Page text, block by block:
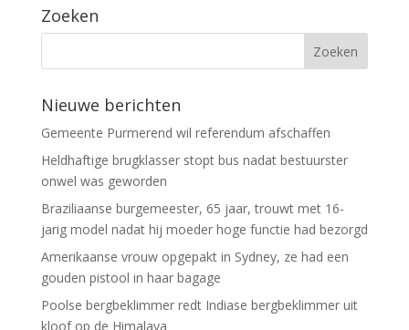
Zoeken
Nieuwe berichten
Gemeente Purmerend wil referendum afschaffen
Heldhaftige brugklasser stopt bus nadat bestuurster
onwel was geworden
Braziliaanse burgemeester, 65 jaar, trouwt met 16-
jarig model nadat hij moeder hoge functie had bezorgd
Amerikaanse vrouw opgepakt in Sydney, ze had een
gouden pistool in haar bagage
Poolse bergbeklimmer redt Indiase bergbeklimmer uit
kloof op de Himalaya